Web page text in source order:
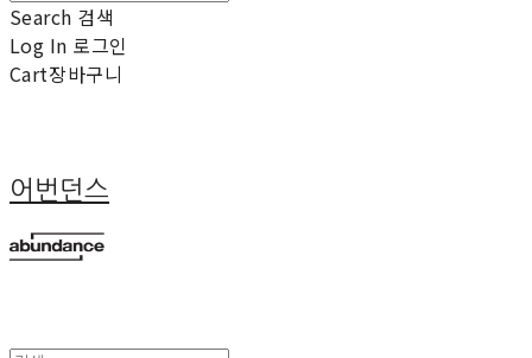
Search 검색
Log In 로그인
Cart장바구니
어번던스